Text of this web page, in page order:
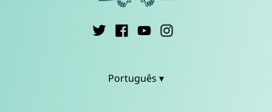
Português ▾